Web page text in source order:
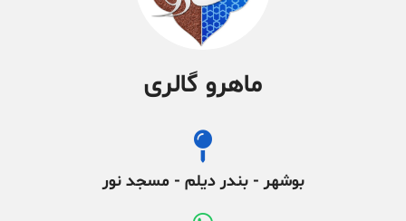
ماهرو گالری
بوشهر - بندر دیلم - مسجد نور